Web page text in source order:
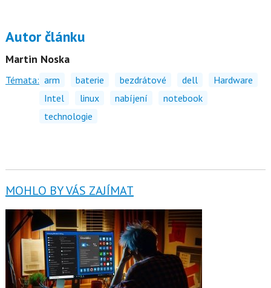
Autor článku
Martin Noska
Témata: arm baterie bezdrátové dell
Hardware
Intel
linux nabíjení
notebook
technologie
MOHLO BY VÁS ZAJÍMAT